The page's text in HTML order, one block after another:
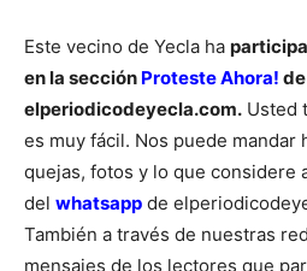
Este vecino de Yecla ha
en la sección Proteste Ahora! de
elperiodicodeyecla.com. Usted
es muy fácil. Nos puede mandar
quejas, fotos y lo que considere
del whatsapp de
También a través de nuestras
mensajes de los lectores que